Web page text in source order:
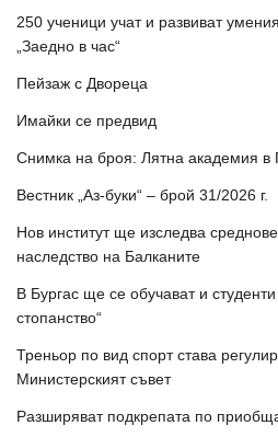
250 ученици учат и развиват
„Заедно в час“
Пейзаж с Двореца
Имайки се предвид
Снимка на броя: Лятна академия в
Вестник „Аз-буки“ – брой 31/2026 г.
Нов институт ще изследва
наследство на Балканите
В Бургас ще се обучават и
стопанство“
Треньор по вид спорт става
Министерският съвет
Разширяват подкрепата по